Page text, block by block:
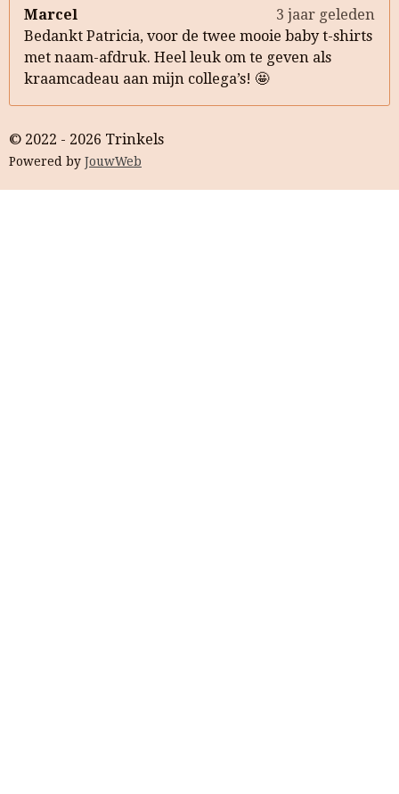
Marcel
3 jaar geleden
Bedankt Patricia, voor de twee mooie baby t-shirts
met naam-afdruk. Heel leuk om te geven als
kraamcadeau aan mijn collega’s! 🤩
© 2022 - 2026 Trinkels
Powered by JouwWeb